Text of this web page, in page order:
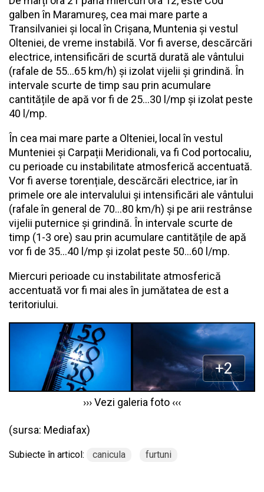
galben în Maramureș, cea mai mare parte a
Transilvaniei și local în Crișana, Muntenia și vestul
Olteniei, de vreme instabilă. Vor fi averse, descărcări
electrice, intensificări de scurtă durată ale vântului
(rafale de 55...65 km/h) și izolat vijelii și grindină. În
intervale scurte de timp sau prin acumulare
cantitățile de apă vor fi de 25...30 l/mp și izolat peste
40 l/mp.
În cea mai mare parte a Olteniei, local în vestul
Munteniei și Carpații Meridionali, va fi Cod portocaliu,
cu perioade cu instabilitate atmosferică accentuată.
Vor fi averse torențiale, descărcări electrice, iar în
primele ore ale intervalului și intensificări ale vântului
(rafale în general de 70...80 km/h) și pe arii restrânse
vijelii puternice și grindină. În intervale scurte de
timp (1-3 ore) sau prin acumulare cantitățile de apă
vor fi de 35...40 l/mp și izolat peste 50...60 l/mp.
Miercuri perioade cu instabilitate atmosferică
accentuată vor fi mai ales în jumătatea de est a
teritoriului.
››› Vezi galeria foto ‹‹‹
(sursa: Mediafax)
Subiecte în articol: canicula furtuni